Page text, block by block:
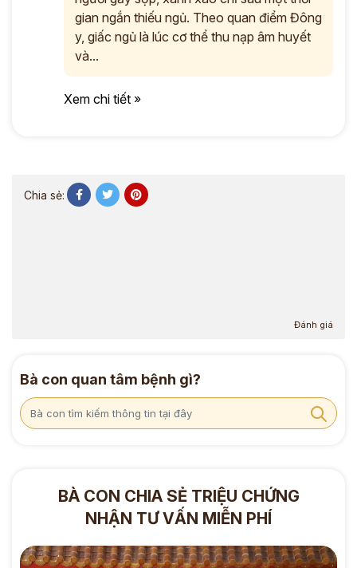
gian ngắn thiếu ngủ. Theo quan điểm Đông
y, giấc ngủ là lúc cơ thể thu nạp âm huyết
và...
Xem chi tiết »
Chia sẻ:
Đánh giá
Bà con quan tâm bệnh gì?
BÀ CON CHIA SẺ TRIỆU CHỨNG
NHẬN TƯ VẤN MIỄN PHÍ